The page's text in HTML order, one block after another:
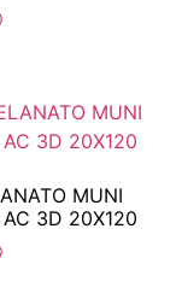
MUNI
3D 20X120